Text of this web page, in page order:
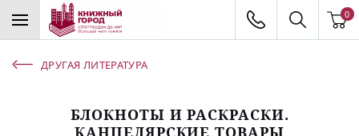
0
ДРУГАЯ ЛИТЕРАТУРА
БЛОКНОТЫ И РАСКРАСКИ.
КАНЦЕЛЯРСКИЕ ТОВАРЫ